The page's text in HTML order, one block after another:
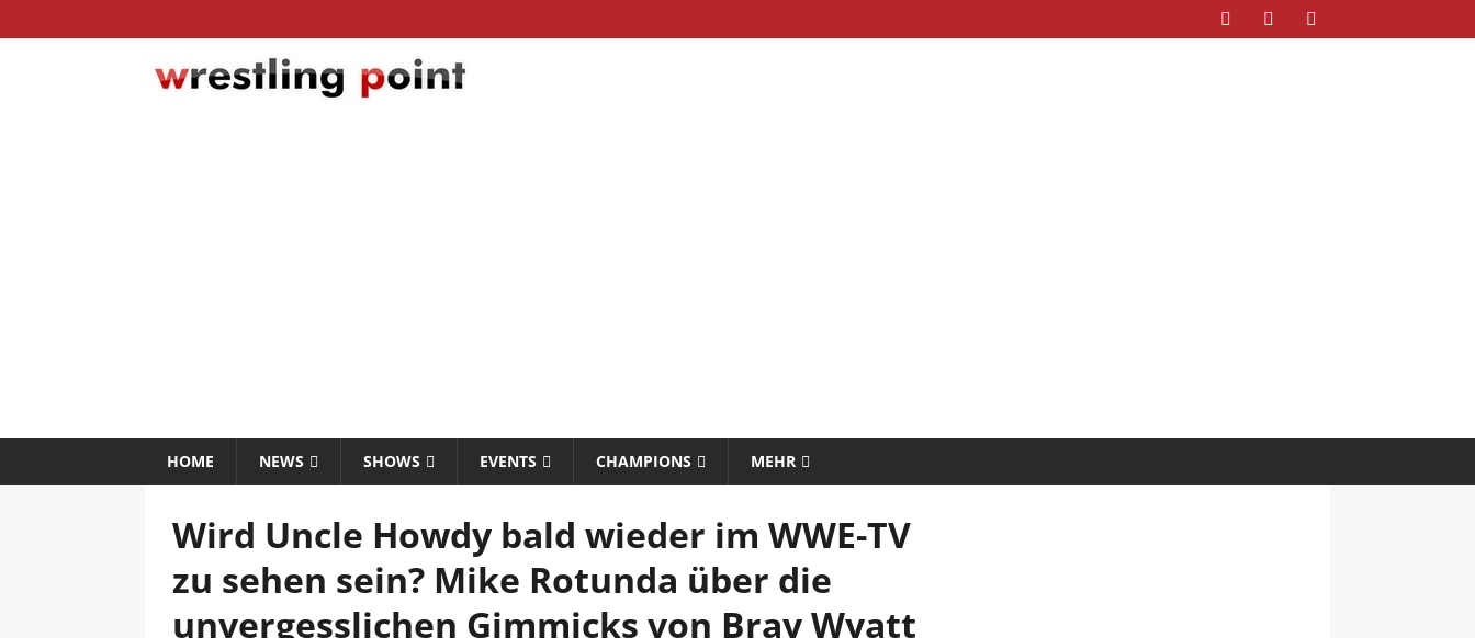
HOME NEWS SHOWS EVENTS CHAMPIONS MEHR
Wird Uncle Howdy bald wieder im WWE-TV
zu sehen sein? Mike Rotunda über die
unvergesslichen Gimmicks von Bray Wyatt